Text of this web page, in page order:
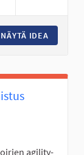
NÄYTÄ IDEA
agility-